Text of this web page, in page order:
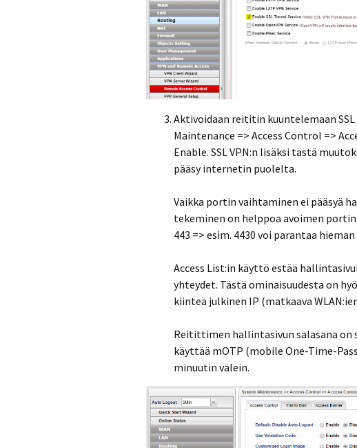
Aktivoidaan reititin kuuntelemaan
Maintenance => Access Control =>
Enable. SSL VPN:n lisäksi tästä
pääsy internetin puolelta.
Vaikka portin vaihtaminen ei pääsyä
tekeminen on helppoa avoimen
443 => esim. 4430 voi parantaa
Access List:in käyttö estää
yhteydet. Tästä ominaisuudesta on
kiinteä julkinen IP (matkaava
Reitittimen hallintasivun salasana on
käyttää mOTP (mobile One-Time-
minuutin välein.